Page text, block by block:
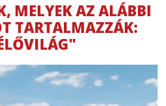
MELYEK AZ ALÁBBI
TARTALMAZZÁK: